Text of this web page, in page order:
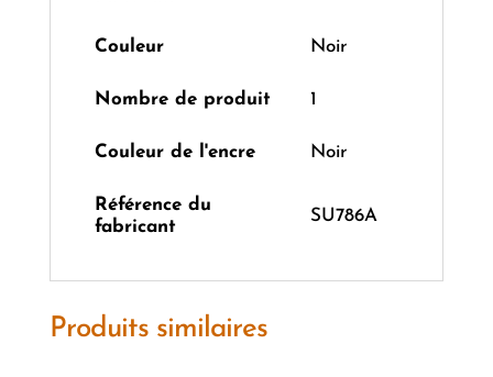
Couleur ‎Noir
Nombre de produit ‎1
Couleur de l'encre ‎Noir
Référence du
fabricant
‎SU786A
Produits similaires